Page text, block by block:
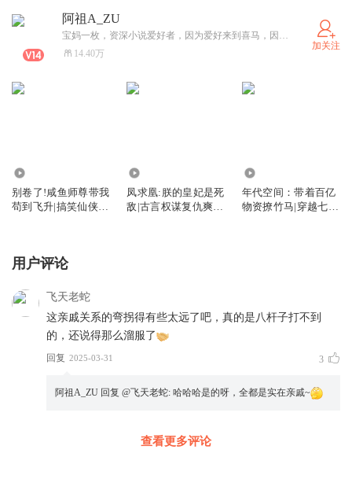
阿祖A_ZU
宝妈一枚，资深小说爱好者，因为爱好来到喜马，因为你的支持走到现在，一颗分享好故事的初心，坚持只有一个人的等待，也要坚持录完整本。此心不变。裙 玖贰柒柒壹零肆陆叁
14.40万
加关注
别卷了!咸鱼师尊带我
苟到飞升|搞笑仙侠|
凤求凰:朕的皇妃是死
敌|古言权谋复仇爽
年代空间：带着百亿
物资撩竹马|穿越七
用户评论
飞天老蛇
这亲戚关系的弯拐得有些太远了吧，真的是八杆子打不到
的，还说得那么溜服了
回复 2025-03-31 3
阿祖A_ZU 回复 @飞天老蛇: 哈哈哈是的呀，全都是实在亲戚~
查看更多评论